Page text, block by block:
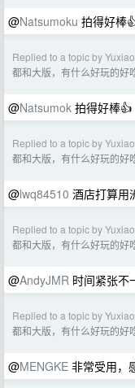
@Natsumoku 拍得好棒
Replied to a topic by
都和大版，有什么好玩的好
@Natsumok 拍得好棒👍
Replied to a topic by
都和大版，有什么好玩的好
@lwq84510 酒店打算用
Replied to a topic by
都和大版，有什么好玩的好
@AndyJMR 时间紧张不
Replied to a topic by
都和大版，有什么好玩的好
@MENGKE 非常受用，